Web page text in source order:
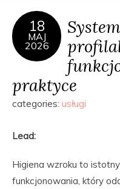
18
MAJ
2026
praktyce
categories: usługi
Lead:
Higiena wzroku to
funkcjonowania, który